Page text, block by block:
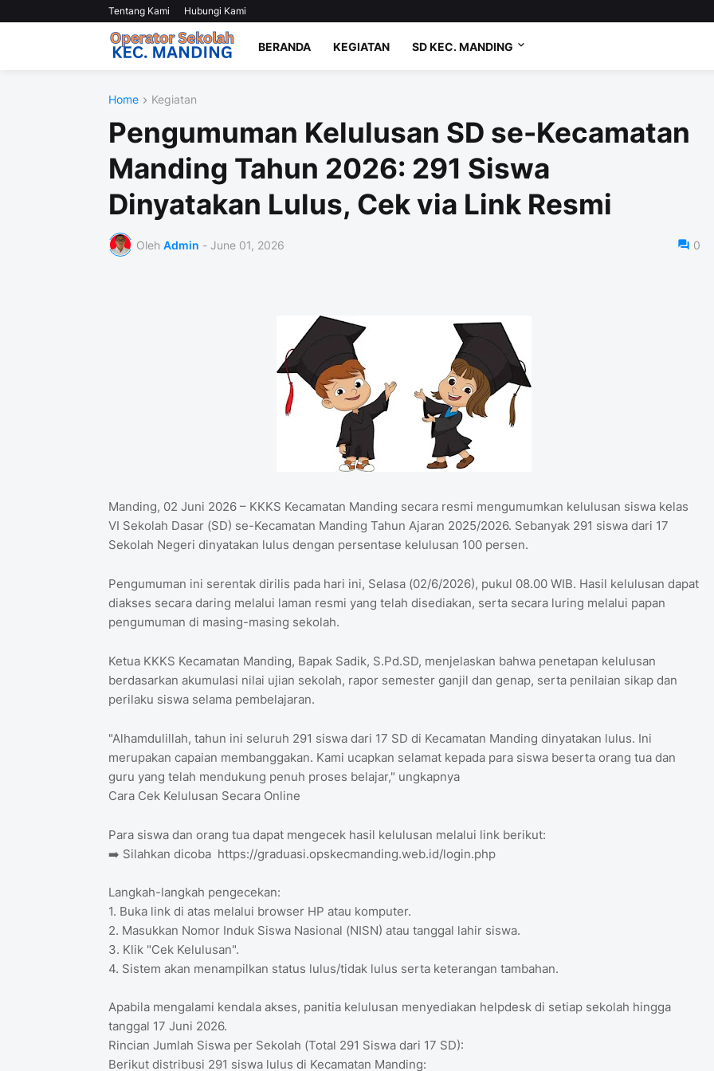
Tentang Kami Hubungi Kami
BERANDA KEGIATAN SD KEC. MANDING
Home Kegiatan
Pengumuman Kelulusan SD se-Kecamatan
Manding Tahun 2026: 291 Siswa
Dinyatakan Lulus, Cek via Link Resmi
Oleh Admin - June 01, 2026 0
Manding, 02 Juni 2026 – KKKS Kecamatan Manding secara resmi mengumumkan kelulusan siswa kelas
VI Sekolah Dasar (SD) se-Kecamatan Manding Tahun Ajaran 2025/2026. Sebanyak 291 siswa dari 17
Sekolah Negeri dinyatakan lulus dengan persentase kelulusan 100 persen.
Pengumuman ini serentak dirilis pada hari ini, Selasa (02/6/2026), pukul 08.00 WIB. Hasil kelulusan dapat
diakses secara daring melalui laman resmi yang telah disediakan, serta secara luring melalui papan
pengumuman di masing-masing sekolah.
Ketua KKKS Kecamatan Manding, Bapak Sadik, S.Pd.SD, menjelaskan bahwa penetapan kelulusan
berdasarkan akumulasi nilai ujian sekolah, rapor semester ganjil dan genap, serta penilaian sikap dan
perilaku siswa selama pembelajaran.
"Alhamdulillah, tahun ini seluruh 291 siswa dari 17 SD di Kecamatan Manding dinyatakan lulus. Ini
merupakan capaian membanggakan. Kami ucapkan selamat kepada para siswa beserta orang tua dan
guru yang telah mendukung penuh proses belajar," ungkapnya
Cara Cek Kelulusan Secara Online
Para siswa dan orang tua dapat mengecek hasil kelulusan melalui link berikut:
➡️ Silahkan dicoba https://graduasi.opskecmanding.web.id/login.php
Langkah-langkah pengecekan:
1. Buka link di atas melalui browser HP atau komputer.
2. Masukkan Nomor Induk Siswa Nasional (NISN) atau tanggal lahir siswa.
3. Klik "Cek Kelulusan".
4. Sistem akan menampilkan status lulus/tidak lulus serta keterangan tambahan.
Apabila mengalami kendala akses, panitia kelulusan menyediakan helpdesk di setiap sekolah hingga
tanggal 17 Juni 2026.
Rincian Jumlah Siswa per Sekolah (Total 291 Siswa dari 17 SD):
Berikut distribusi 291 siswa lulus di Kecamatan Manding: